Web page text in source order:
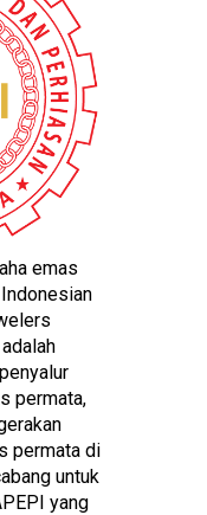
emas
permata,
permata di
untuk
yang